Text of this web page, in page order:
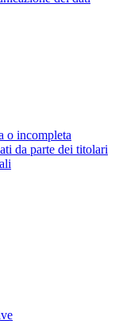
o incompleta
da parte dei titolari